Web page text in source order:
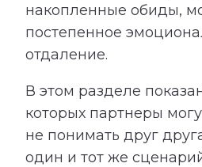
накопленные обиды,
постепенное
отдаление.
В этом разделе
которых партнеры
не понимать друг
один и тот же